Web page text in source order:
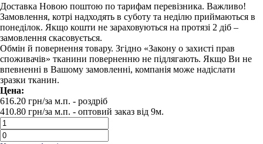
Доставка Новою поштою по тарифам перевізника. Важливо!
Замовлення, котрі надходять в суботу та неділю приймаються в
понеділок. Якщо кошти не зараховуються на протязі 2 діб –
замовлення скасовується.
Обмін й повернення товару. Згідно «Закону о захисті прав
споживачів» тканини поверненню не підлягають. Якщо Ви не
впевненні в Вашому замовленні, компанія може надіслати
зразки тканин.
Цена:
616.20 грн/за м.п. - роздрiб
410.80 грн/за м.п. - оптовий заказ вiд 9м.